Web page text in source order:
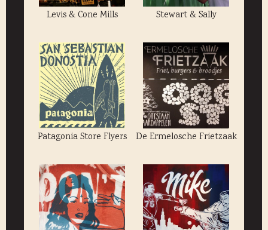
Levis & Cone Mills Stewart & Sally
Patagonia Store Flyers De Ermelosche Frietzaak